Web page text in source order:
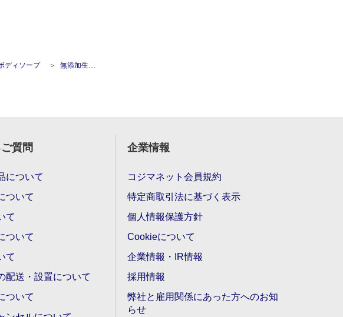
ディソープ 無添加生石けん
質問
について
ついて
て
ついて
て
配送・設置について
ついて
企業情報
コジマネット会員規約
特定商取引法に基づく表示
個人情報保護方針
Cookieについて
企業情報・IR情報
採用情報
弊社と雇用関係にあった方へのお知
らせ